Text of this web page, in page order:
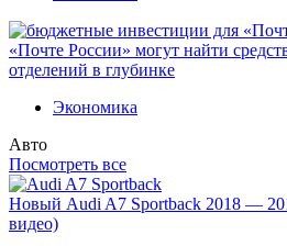
«Почте России» могут найти
отделений в глубинке
Экономика
Авто
Посмотреть все
Новый Audi A7 Sportback 2018 —
видео)